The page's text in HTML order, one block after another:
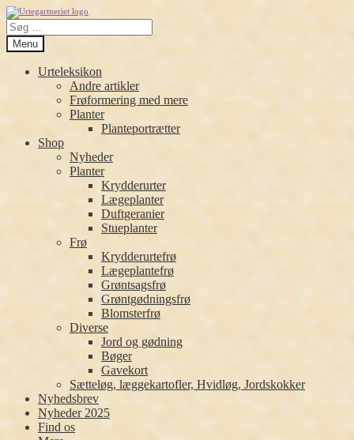
Spring
til
navigation
Spring
til
indhold
Søg
efter:
Menu
Urteleksikon
Andre artikler
Frøformering med mere
Planter
Planteportrætter
Shop
Nyheder
Planter
Krydderurter
Lægeplanter
Duftgeranier
Stueplanter
Frø
Krydderurtefrø
Lægeplantefrø
Grøntsagsfrø
Grøntgødningsfrø
Blomsterfrø
Diverse
Jord og gødning
Bøger
Gavekort
Sætteløg, læggekartofler, Hvidløg, Jordskokker
Nyhedsbrev
Nyheder 2025
Find os